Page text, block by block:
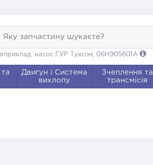
Яку запчастину шукаєте?
насос ГУР Туксон, 06H905601A
Двигун і Система
вихлопу
Зчеплення та
трансмісія